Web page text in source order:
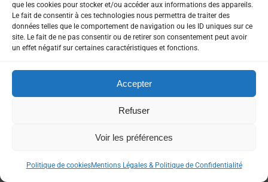
que les cookies pour stocker et/ou accéder aux informations des appareils.
Le fait de consentir à ces technologies nous permettra de traiter des
données telles que le comportement de navigation ou les ID uniques sur ce
site. Le fait de ne pas consentir ou de retirer son consentement peut avoir
un effet négatif sur certaines caractéristiques et fonctions.
Accepter
Refuser
Voir les préférences
Politique de cookiesMentions Légales & Politique de Confidentialité